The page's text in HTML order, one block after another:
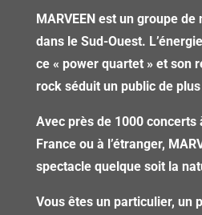
MARVEEN est un groupe
dans le Sud-Ouest.
ce « power quartet » et son
rock séduit un public de
Avec près de 1000 concerts
France ou à l’étranger,
spectacle quelque soit la
Vous êtes un particulier, un